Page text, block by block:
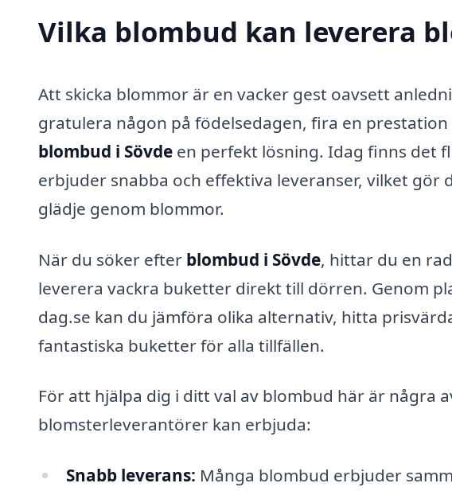
Vilka blombud kan leverera
Att skicka blommor är en vacker gest oavsett
gratulera någon på födelsedagen, fira en
blombud i Sövde en perfekt lösning. Idag finns det
erbjuder snabba och effektiva leveranser, vilket gör
glädje genom blommor.
När du söker efter blombud i Sövde, hittar du en
leverera vackra buketter direkt till dörren. Genom
dag.se kan du jämföra olika alternativ, hitta
fantastiska buketter för alla tillfällen.
För att hjälpa dig i ditt val av blombud här är några
blomsterleverantörer kan erbjuda:
Snabb leverans: Många blombud erbjuder